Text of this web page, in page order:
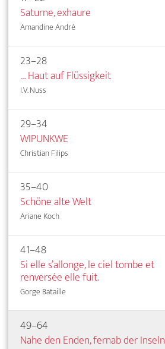
Saturne, exhaure
Amandine André
23–28
… Haut auf Flüssigkeit
I.V. Nuss
29–34
WIPUNKWE
Christian Filips
35–40
Schöne alte Welt
Ariane Koch
41–48
Si elle s’allonge, le ciel tombe et
renversée elle fuit.
Gorge Bataille
49–64
Nahe den Enden, fernab der Inseln